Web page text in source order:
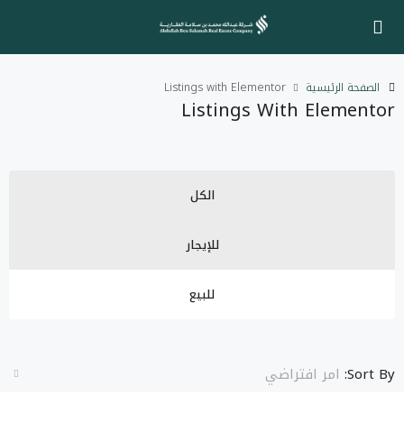
الصفحة الرئيسية Listings with Elementor
Listings With Elementor
الكل
للإيجار
للبيع
Sort By: امر افتراضي